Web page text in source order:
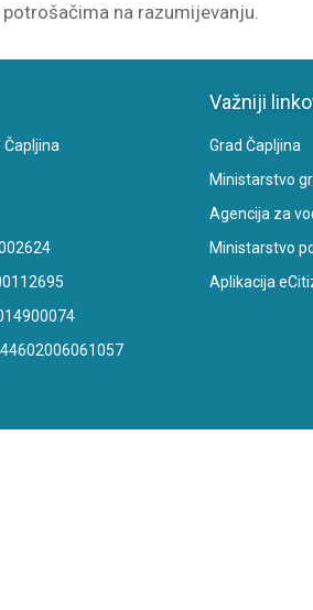
na razumijevanju.
Čapljina
Važniji
Grad Čapljina
Ministarstvo
Agencija za
Ministarstvo
Aplikacija